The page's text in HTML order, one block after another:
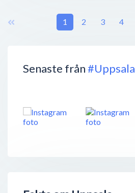
Senaste från#Uppsala
1 2 3 4